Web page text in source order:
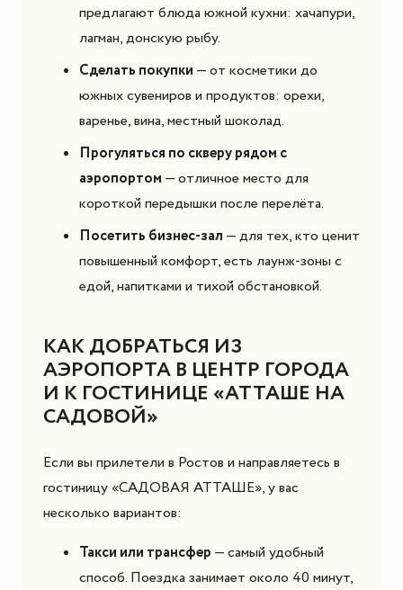
предлагают блюда южной кухни: хачапури,
лагман, донскую рыбу.
Сделать покупки — от косметики до
южных сувениров и продуктов: орехи,
варенье, вина, местный шоколад.
Прогуляться по скверу рядом с
аэропортом — отличное место для
короткой передышки после перелёта.
Посетить бизнес-зал — для тех, кто ценит
повышенный комфорт, есть лаунж-зоны с
едой, напитками и тихой обстановкой.
КАК ДОБРАТЬСЯ ИЗ
АЭРОПОРТА В ЦЕНТР ГОРОДА
И К ГОСТИНИЦЕ «АТТАШЕ НА
САДОВОЙ»
Если вы прилетели в Ростов и направляетесь в
гостиницу «САДОВАЯ АТТАШЕ», у вас
несколько вариантов:
Такси или трансфер — самый удобный
способ. Поездка занимает около 40 минут,